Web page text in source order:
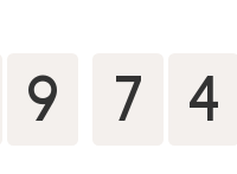
0
1